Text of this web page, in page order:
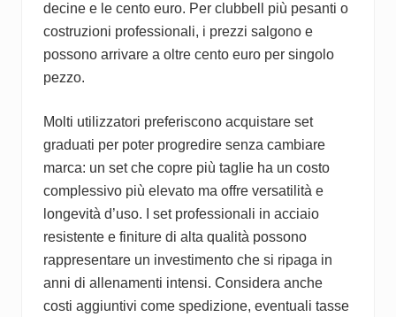
decine e le cento euro. Per clubbell più pesanti o
costruzioni professionali, i prezzi salgono e
possono arrivare a oltre cento euro per singolo
pezzo.
Molti utilizzatori preferiscono acquistare set
graduati per poter progredire senza cambiare
marca: un set che copre più taglie ha un costo
complessivo più elevato ma offre versatilità e
longevità d’uso. I set professionali in acciaio
resistente e finiture di alta qualità possono
rappresentare un investimento che si ripaga in
anni di allenamenti intensi. Considera anche
costi aggiuntivi come spedizione, eventuali tasse